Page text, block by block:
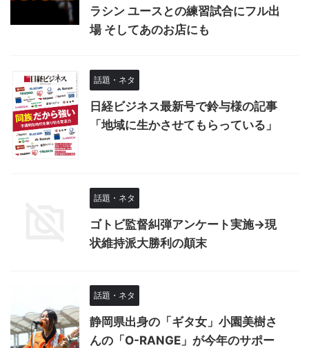
ラシン ユースとの練習試合にフル出
場 そしてあのお店にも
話題・ネタ
日経ビジネス最新号で鈴与様の記事
「地域に生かさせてもらっている」
話題・ネタ
ゴトビ監督糾弾アンケート実施→現
状維持派大勝利の顛末
話題・ネタ
静岡県出身の「ギタ女」小園美樹さ
んの「O-RANGE」が今年のサポー